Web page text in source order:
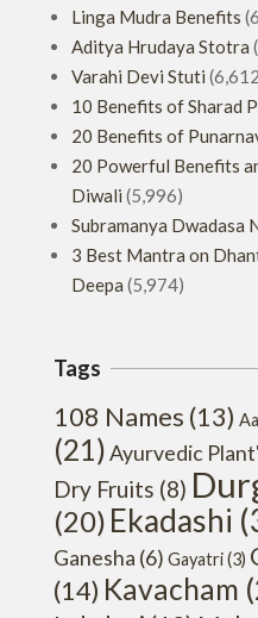
Linga Mudra Benefits
Aditya Hrudaya Stotra
Varahi Devi Stuti
10 Benefits of Sharad
20 Benefits of
20 Powerful Benefits
Diwali (5,996)
Subramanya Dwadasa
3 Best Mantra on
Deepa (5,974)
Tags
108 Names (13)
(21)Ayurvedic
Dry Fruits (8)
(20) Ekadashi
Ganesha (6) Gayatri(3)
(14) Kavacham